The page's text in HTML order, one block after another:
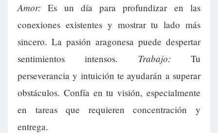
Amor: Es un día para profundizar en las
conexiones existentes y mostrar tu lado más
sincero. La pasión aragonesa puede despertar
sentimientos intensos. Trabajo: Tu
perseverancia y intuición te ayudarán a superar
obstáculos. Confía en tu visión, especialmente
en tareas que requieren concentración y
entrega.